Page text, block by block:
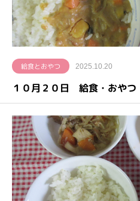
給食とおやつ 2025.10.20
１０月２０日 給食・おやつ